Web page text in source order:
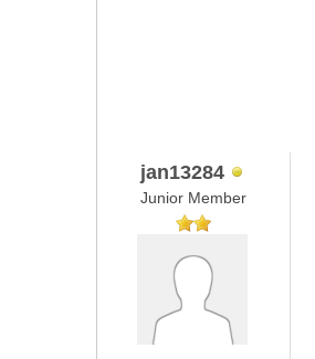
jan13284
Junior Member